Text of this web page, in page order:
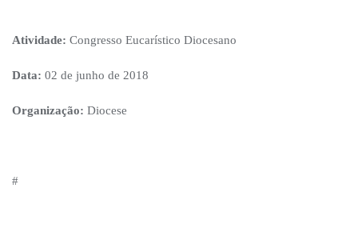
Atividade: Congresso Eucarístico Diocesano
Data: 02 de junho de 2018
Organização: Diocese
#